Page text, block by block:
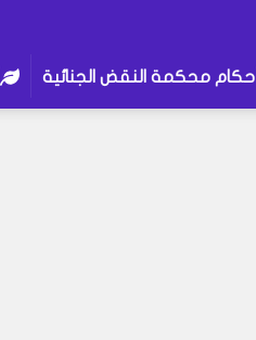
أحكام محكمة النقض الجنائية